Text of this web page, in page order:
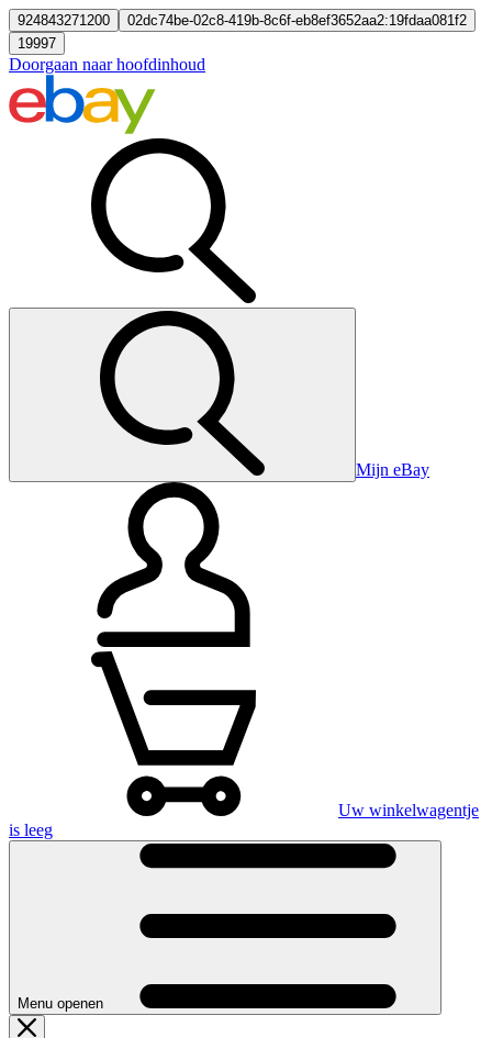
924843271200
02dc74be-02c8-419b-8c6f-eb8ef3652aa2:19fdaa081f2
19997
Doorgaan naar hoofdinhoud
Mijn eBay
Uw winkelwagentje
is leeg
Menu openen